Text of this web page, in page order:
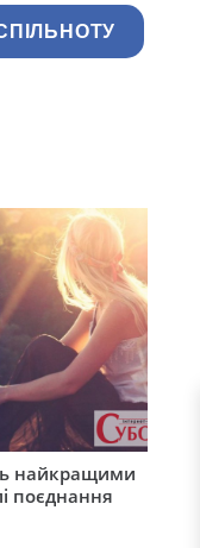
найкращими
поєднання